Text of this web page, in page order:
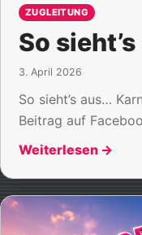
ZUGLEITUNG
So
3. April 2026
So sieht’s aus…
Beitrag auf
Weiterlesen →